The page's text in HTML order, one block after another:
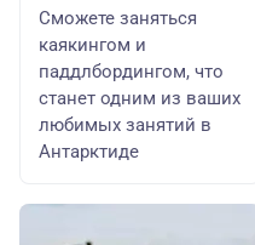
Сможете заняться
каякингом и
паддлбордингом, что
станет одним из ваших
любимых занятий в
Антарктиде